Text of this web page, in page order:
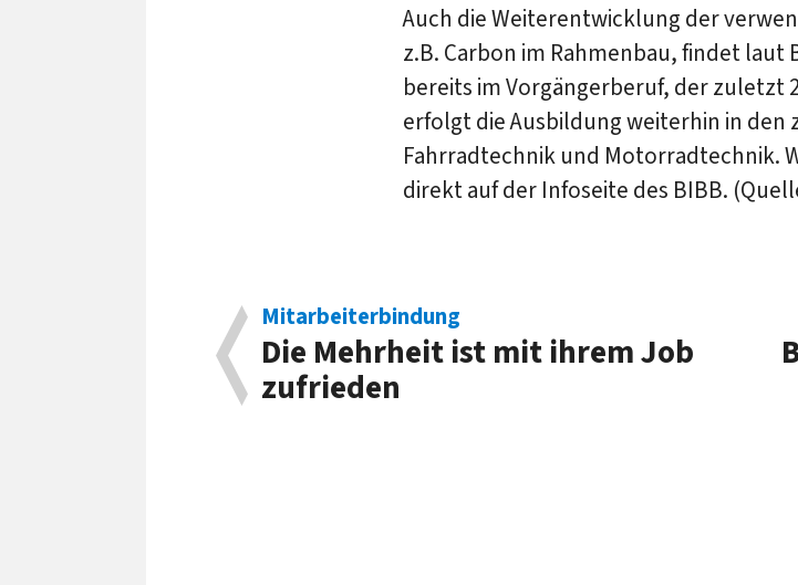
Auch die Weiterentwicklung der
z.B. Carbon im Rahmenbau, findet laut
bereits im Vorgängerberuf, der zuletzt
erfolgt die Ausbildung weiterhin in den
Fahrradtechnik und Motorradtechnik.
direkt auf der Infoseite des BIBB.
Mitarbeiterbindung
Die Mehrheit ist mit ihrem Job
zufrieden